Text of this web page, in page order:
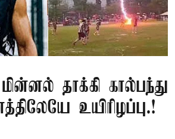
தாக்கி கால்பந்து
உயிரிழப்பு.!